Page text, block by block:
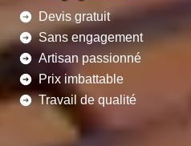
Devis gratuit
Sans engagement
Artisan passionné
Prix imbattable
Travail de qualité